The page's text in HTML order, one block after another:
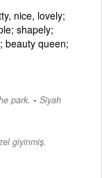
nice, lovely;
shapely;
beauty queen;
park. - Siyah
giyinmiş.